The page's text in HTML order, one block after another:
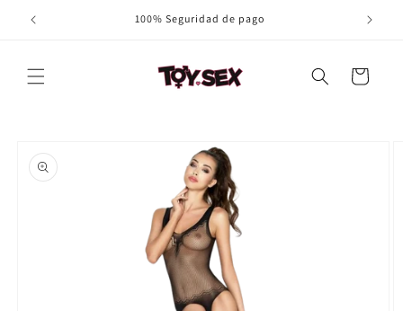
directamente
100% Seguridad de pago
Carrito
a la
información